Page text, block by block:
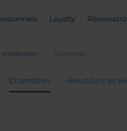
Loyalty
Amsterdam Chambres
Chambres Réunions et